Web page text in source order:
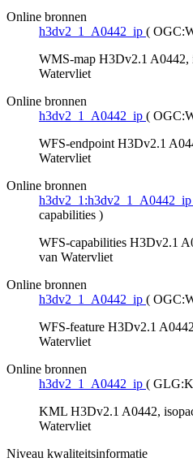
Online bronnen
h3dv2_1_A0442_ip (
WMS-map H3Dv2.1 A0442,
Watervliet
Online bronnen
h3dv2_1_A0442_ip (
WFS-endpoint H3Dv2.1
Watervliet
Online bronnen
h3dv2_1:h3dv2_1_A0442_ip
capabilities )
WFS-capabilities H3Dv2.1
van Watervliet
Online bronnen
h3dv2_1_A0442_ip (
WFS-feature H3Dv2.1
Watervliet
Online bronnen
h3dv2_1_A0442_ip (
KML H3Dv2.1 A0442,
Watervliet
Niveau kwaliteitsinformatie